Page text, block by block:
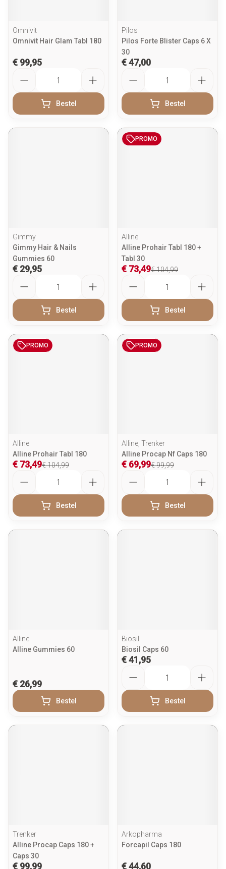
Omnivit
Omnivit Hair Glam Tabl 180
€ 99,95
Bestel
Pilos
Pilos Forte Blister Caps 6 X
30
€ 47,00
Bestel
Gimmy
Gimmy Hair & Nails
Gummies 60
€ 29,95
Bestel
PROMO
Alline
Alline Prohair Tabl 180 +
Tabl 30
€ 104,99
€ 73,49
Bestel
PROMO
Alline
Alline Prohair Tabl 180
€ 104,99
€ 73,49
Bestel
PROMO
Alline, Trenker
Alline Procap Nf Caps 180
€ 99,99
€ 69,99
Bestel
Alline
Alline Gummies 60
€ 26,99
Bestel
Biosil
Biosil Caps 60
€ 41,95
Bestel
Trenker
Alline Procap Caps 180 +
Caps 30
€ 99,99
Arkopharma
Forcapil Caps 180
€ 44,60